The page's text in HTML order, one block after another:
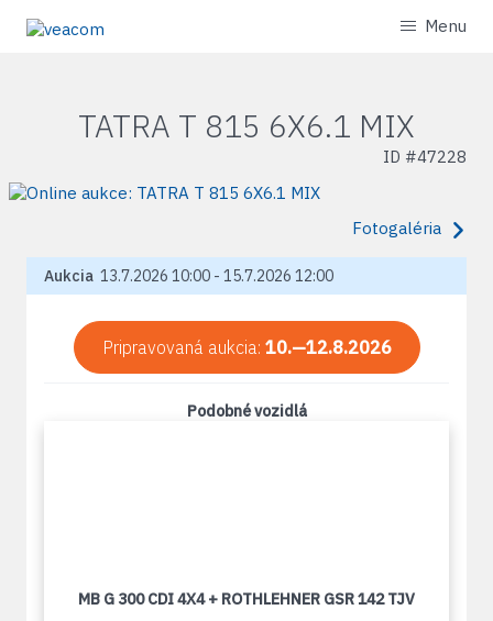
Menu
TATRA T 815 6X6.1 MIX
ID #47228
Fotogaléria
Aukcia 13.7.2026 10:00 - 15.7.2026 12:00
Pripravovaná aukcia: 10.—12.8.2026
Podobné vozidlá
MB G 300 CDI 4X4 + ROTHLEHNER GSR 142 TJV